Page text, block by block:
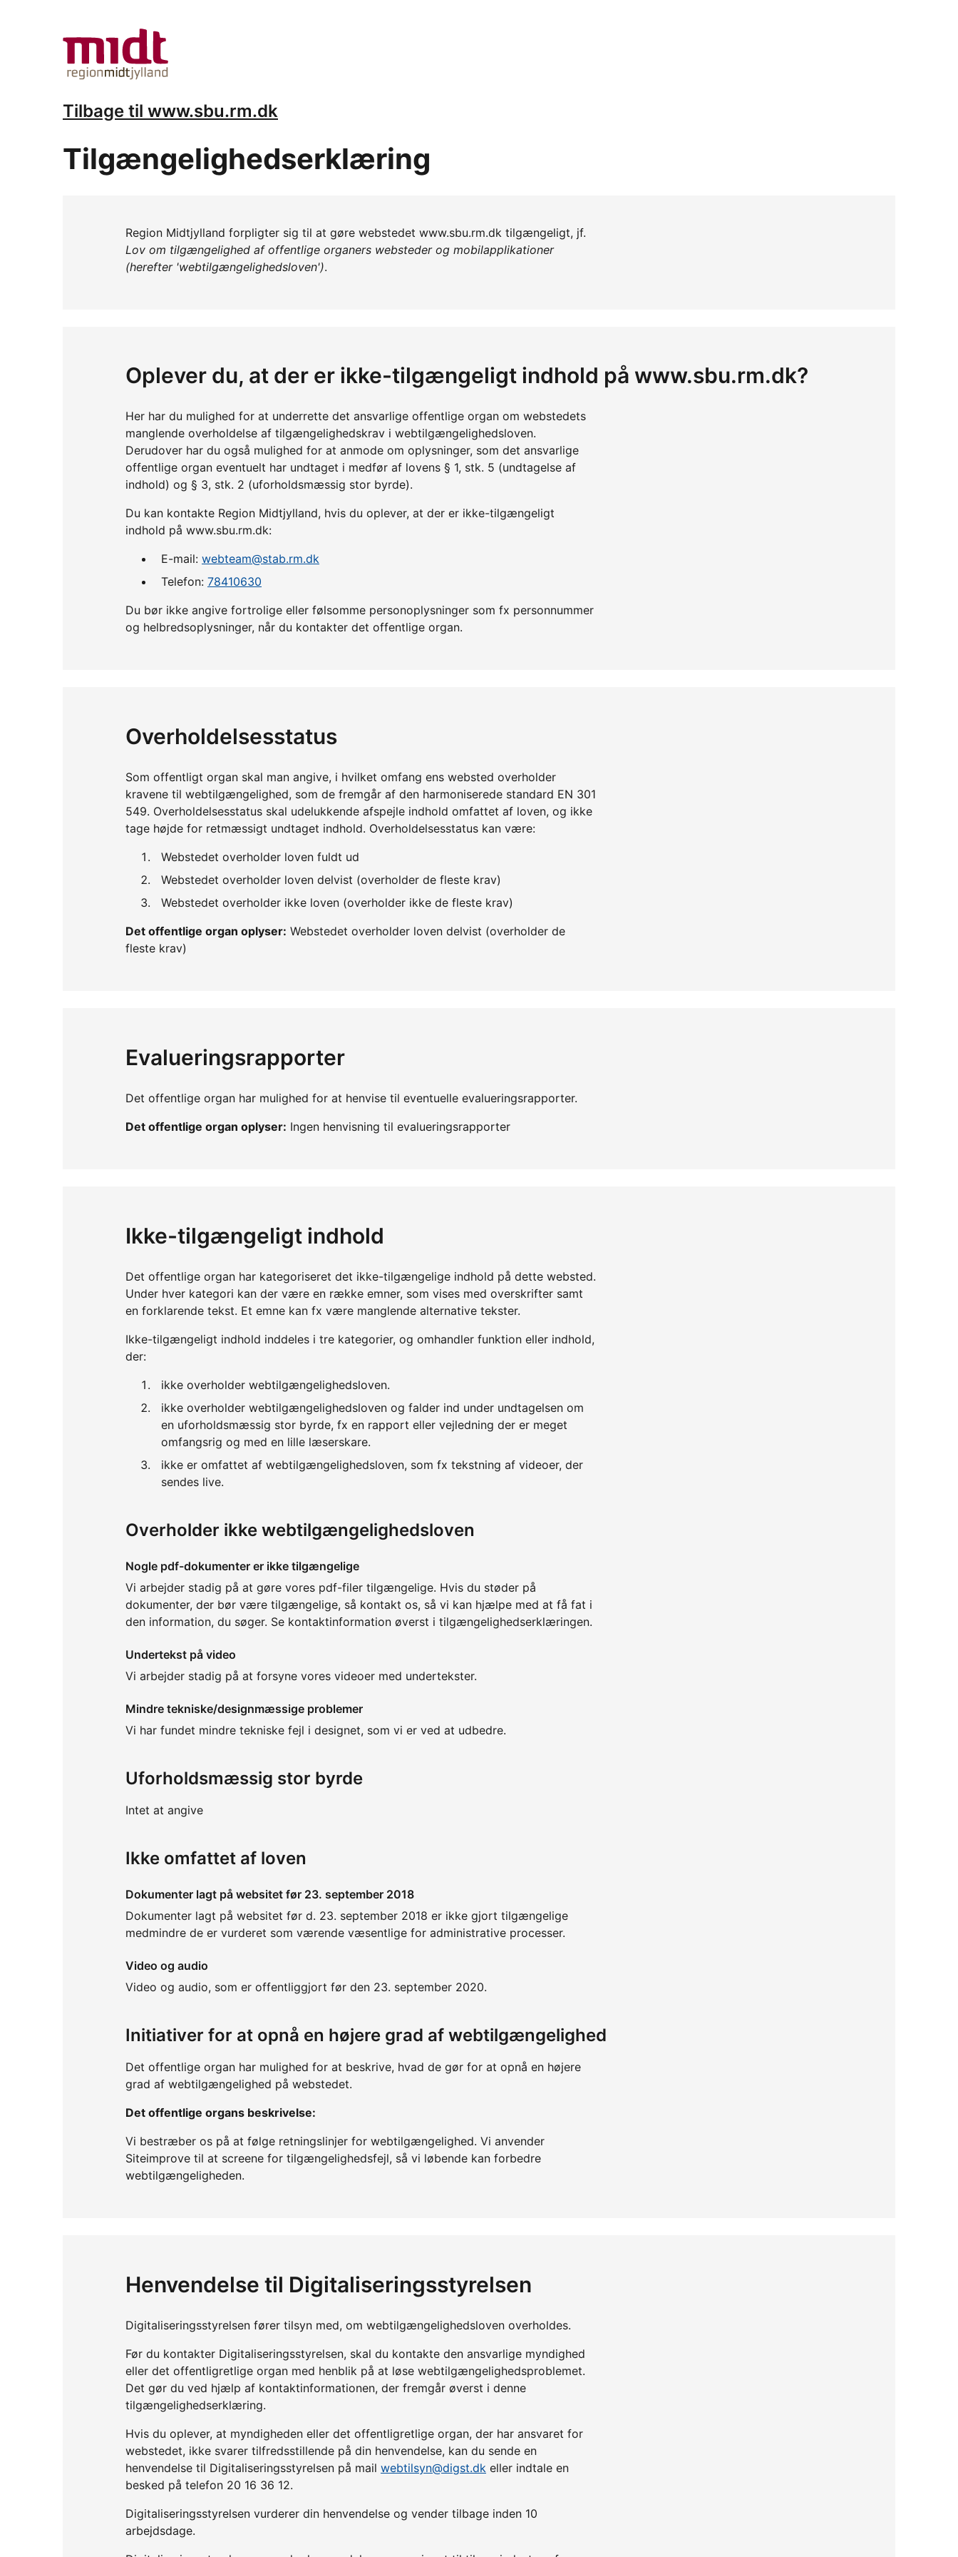
Tilbage til www.sbu.rm.dk
Tilgængelighedserklæring
Region Midtjylland forpligter sig til at gøre webstedet www.sbu.rm.dk tilgængeligt, jf.
Lov om tilgængelighed af offentlige organers websteder og mobilapplikationer
(herefter 'webtilgængelighedsloven').
Oplever du, at der er ikke-tilgængeligt indhold på www.sbu.rm.dk?
Her har du mulighed for at underrette det ansvarlige offentlige organ om webstedets
manglende overholdelse af tilgængelighedskrav i webtilgængelighedsloven.
Derudover har du også mulighed for at anmode om oplysninger, som det ansvarlige
offentlige organ eventuelt har undtaget i medfør af lovens § 1, stk. 5 (undtagelse af
indhold) og § 3, stk. 2 (uforholdsmæssig stor byrde).
Du kan kontakte Region Midtjylland, hvis du oplever, at der er ikke-tilgængeligt
indhold på www.sbu.rm.dk:
E-mail: webteam@stab.rm.dk
Telefon: 78410630
Du bør ikke angive fortrolige eller følsomme personoplysninger som fx personnummer
og helbredsoplysninger, når du kontakter det offentlige organ.
Overholdelsesstatus
Som offentligt organ skal man angive, i hvilket omfang ens websted overholder
kravene til webtilgængelighed, som de fremgår af den harmoniserede standard EN 301
549. Overholdelsesstatus skal udelukkende afspejle indhold omfattet af loven, og ikke
tage højde for retmæssigt undtaget indhold. Overholdelsesstatus kan være:
Webstedet overholder loven fuldt ud
Webstedet overholder loven delvist (overholder de fleste krav)
Webstedet overholder ikke loven (overholder ikke de fleste krav)
Det offentlige organ oplyser: Webstedet overholder loven delvist (overholder de
fleste krav)
Evalueringsrapporter
Det offentlige organ har mulighed for at henvise til eventuelle evalueringsrapporter.
Det offentlige organ oplyser: Ingen henvisning til evalueringsrapporter
Ikke-tilgængeligt indhold
Det offentlige organ har kategoriseret det ikke-tilgængelige indhold på dette websted.
Under hver kategori kan der være en række emner, som vises med overskrifter samt
en forklarende tekst. Et emne kan fx være manglende alternative tekster.
Ikke-tilgængeligt indhold inddeles i tre kategorier, og omhandler funktion eller indhold,
der:
ikke overholder webtilgængelighedsloven.
ikke overholder webtilgængelighedsloven og falder ind under undtagelsen om
en uforholdsmæssig stor byrde, fx en rapport eller vejledning der er meget
omfangsrig og med en lille læserskare.
ikke er omfattet af webtilgængelighedsloven, som fx tekstning af videoer, der
sendes live.
Overholder ikke webtilgængelighedsloven
Nogle pdf-dokumenter er ikke tilgængelige
Vi arbejder stadig på at gøre vores pdf-filer tilgængelige. Hvis du støder på
dokumenter, der bør være tilgængelige, så kontakt os, så vi kan hjælpe med at få fat i
den information, du søger. Se kontaktinformation øverst i tilgængelighedserklæringen.
Undertekst på video
Vi arbejder stadig på at forsyne vores videoer med undertekster.
Mindre tekniske/designmæssige problemer
Vi har fundet mindre tekniske fejl i designet, som vi er ved at udbedre.
Uforholdsmæssig stor byrde
Intet at angive
Ikke omfattet af loven
Dokumenter lagt på websitet før 23. september 2018
Dokumenter lagt på websitet før d. 23. september 2018 er ikke gjort tilgængelige
medmindre de er vurderet som værende væsentlige for administrative processer.
Video og audio
Video og audio, som er offentliggjort før den 23. september 2020.
Initiativer for at opnå en højere grad af webtilgængelighed
Det offentlige organ har mulighed for at beskrive, hvad de gør for at opnå en højere
grad af webtilgængelighed på webstedet.
Det offentlige organs beskrivelse:
Vi bestræber os på at følge retningslinjer for webtilgængelighed. Vi anvender
Siteimprove til at screene for tilgængelighedsfejl, så vi løbende kan forbedre
webtilgængeligheden.
Henvendelse til Digitaliseringsstyrelsen
Digitaliseringsstyrelsen fører tilsyn med, om webtilgængelighedsloven overholdes.
Før du kontakter Digitaliseringsstyrelsen, skal du kontakte den ansvarlige myndighed
eller det offentligretlige organ med henblik på at løse webtilgængelighedsproblemet.
Det gør du ved hjælp af kontaktinformationen, der fremgår øverst i denne
tilgængelighedserklæring.
Hvis du oplever, at myndigheden eller det offentligretlige organ, der har ansvaret for
webstedet, ikke svarer tilfredsstillende på din henvendelse, kan du sende en
henvendelse til Digitaliseringsstyrelsen på mail webtilsyn@digst.dk eller indtale en
besked på telefon 20 16 36 12.
Digitaliseringsstyrelsen vurderer din henvendelse og vender tilbage inden 10
arbejdsdage.